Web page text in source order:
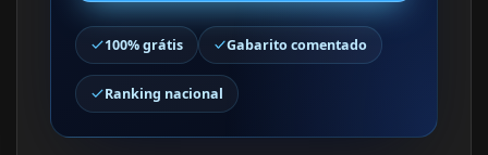
100% grátis Gabarito comentado
Ranking nacional